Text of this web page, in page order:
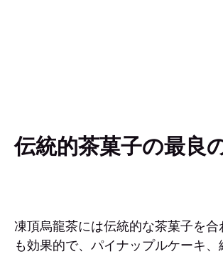
伝統的茶菓子の最良
凍頂烏龍茶には伝統的な茶菓子を合
も効果的で、パイナップルケーキ